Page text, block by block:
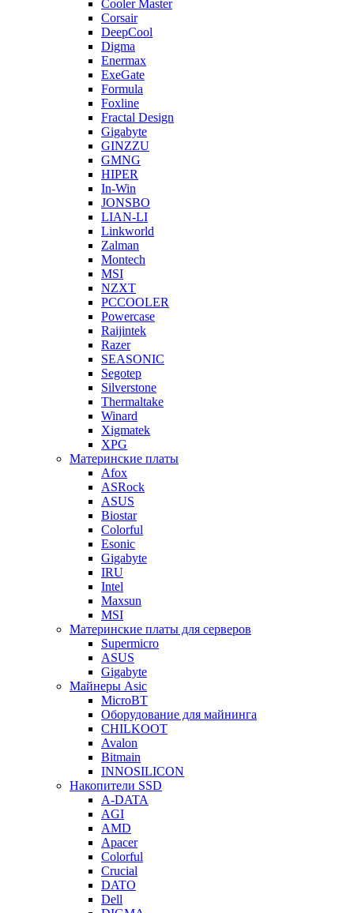
Cooler Master
Corsair
DeepCool
Digma
Enermax
ExeGate
Formula
Foxline
Fractal Design
Gigabyte
GINZZU
GMNG
HIPER
In-Win
JONSBO
LIAN-LI
Linkworld
Zalman
Montech
MSI
NZXT
PCCOOLER
Powercase
Raijintek
Razer
SEASONIC
Segotep
Silverstone
Thermaltake
Winard
Xigmatek
XPG
Материнские платы
Afox
ASRock
ASUS
Biostar
Colorful
Esonic
Gigabyte
IRU
Intel
Maxsun
MSI
Материнские платы для серверов
Supermicro
ASUS
Gigabyte
Майнеры Asic
MicroBT
Оборудование для майнинга
CHILKOOT
Avalon
Bitmain
INNOSILICON
Накопители SSD
A-DATA
AGI
AMD
Apacer
Colorful
Crucial
DATO
Dell